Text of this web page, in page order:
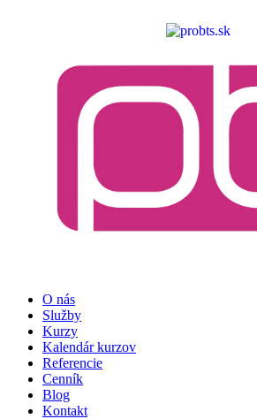
O nás
Služby
Kurzy
Kalendár kurzov
Referencie
Cenník
Blog
Kontakt